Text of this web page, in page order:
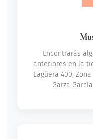
Encontrarás
anteriores en la
Lagüera 400,
Garza